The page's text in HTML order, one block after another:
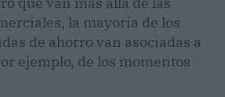
la mayoría de los
de ahorro van asociadas a
ejemplo, de los momentos